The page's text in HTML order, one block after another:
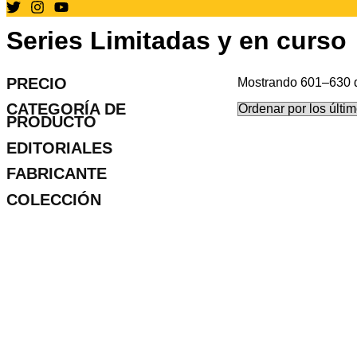
Series Limitadas y en curso
PRECIO
CATEGORÍA DE
PRODUCTO
EDITORIALES
FABRICANTE
COLECCIÓN
Mostrando 601–630